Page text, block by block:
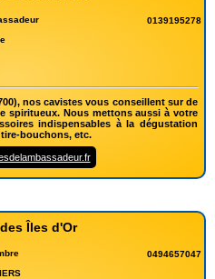
0139195278
nos cavistes vous conseillent sur de
spiritueux. Nous mettons aussi à votre
indispensables à la dégustation
tire-bouchons, etc.
Îles d'Or
0494657047